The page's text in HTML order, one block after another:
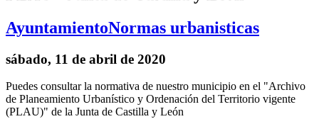
AyuntamientoNormas urbanisticas
sábado, 11 de abril de 2020
Puedes consultar la normativa de nuestro municipio en el "Archivo
de Planeamiento Urbanístico y Ordenación del Territorio vigente
(PLAU)" de la Junta de Castilla y León